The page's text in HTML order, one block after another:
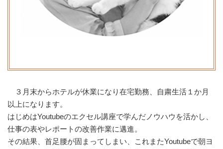
３月末からホテルが休業になり在宅勤務、自粛生活１か月
以上になります。
はじめはYoutubeのエクセル講座で学んだノウハウを活かし、
仕事の表やレポートの改善作業に邁進。
その結果、首足腰が固まってしまい、これまたYoutubeで朝ヨ